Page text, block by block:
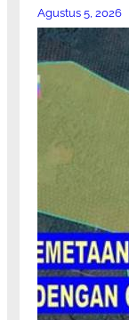
Agustus 5, 2026